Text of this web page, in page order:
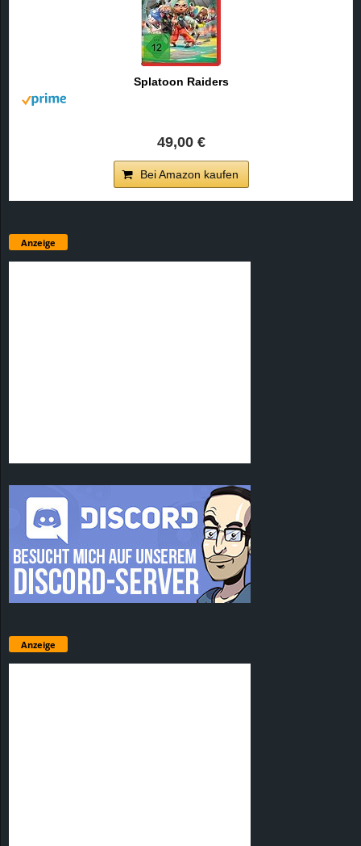
Splatoon Raiders
49,00 €
Bei Amazon kaufen
Anzeige
Anzeige